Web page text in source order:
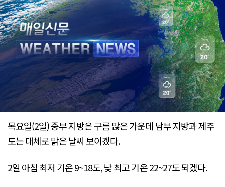
목요일(2일) 중부 지방은 구름 많은 가운데 남부 지방과 제주
도는 대체로 맑은 날씨 보이겠다.
2일 아침 최저 기온 9~18도, 낮 최고 기온 22~27도 되겠다.